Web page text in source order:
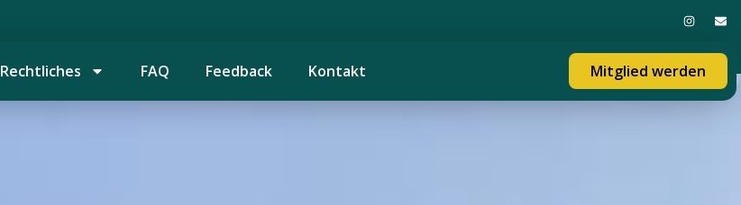
Rechtliches FAQ Feedback Kontakt Mitglied werden